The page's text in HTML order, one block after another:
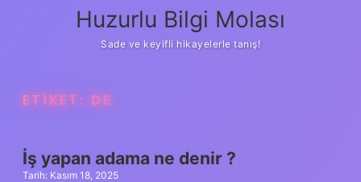
Yasal Uyarı
Huzurlu Bilgi Molası
Sade ve keyifli hikayelerle tanış!
ETIKET: DE
İş yapan adama ne denir ?
Tarih: Kasım 18, 2025